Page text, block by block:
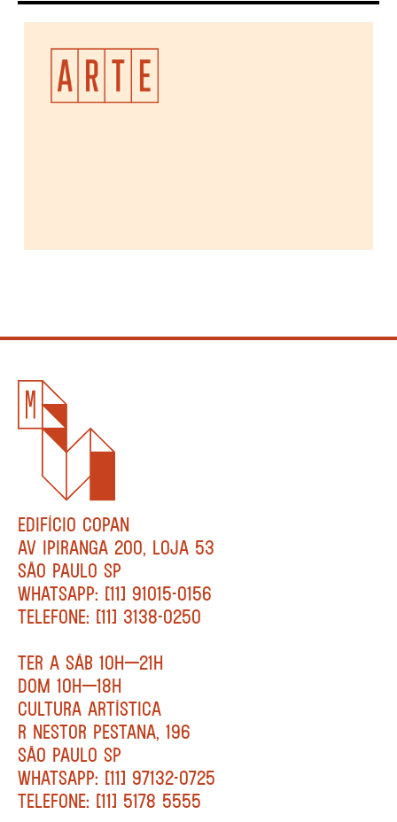
EDIFÍCIO COPAN
AV IPIRANGA 200, LOJA 53
SÃO PAULO SP
WHATSAPP: [11] 91015-0156
TELEFONE: [11] 3138-0250
TER A SÁB 10H—21H
DOM 10H—18H
CULTURA ARTÍSTICA
R NESTOR PESTANA, 196
SÃO PAULO SP
WHATSAPP: [11] 97132-0725
TELEFONE: [11] 5178 5555